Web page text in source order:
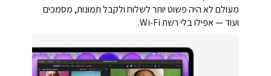
מעולם לא היה פשוט יותר לשלוח ולקבל תמונות, מסמכים
ועוד — אפילו בלי רשת Wi‑Fi.